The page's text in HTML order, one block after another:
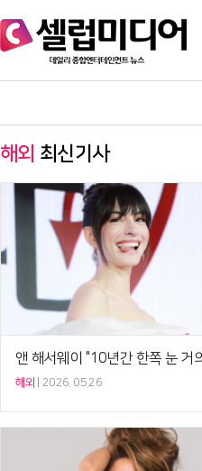
해외 최신기사
해외 2026. 05.26